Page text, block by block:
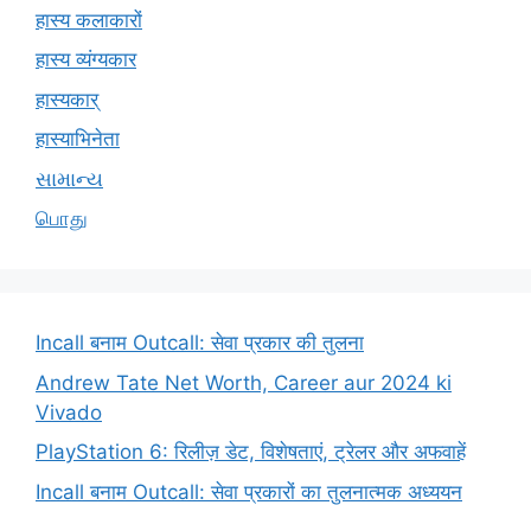
हास्य कलाकारों
हास्य व्यंग्यकार
हास्यकार्
हास्याभिनेता
સામાન્ય
பொது
Incall बनाम Outcall: सेवा प्रकार की तुलना
Andrew Tate Net Worth, Career aur 2024 ki
Vivado
PlayStation 6: रिलीज़ डेट, विशेषताएं, ट्रेलर और अफवाहें
Incall बनाम Outcall: सेवा प्रकारों का तुलनात्मक अध्ययन